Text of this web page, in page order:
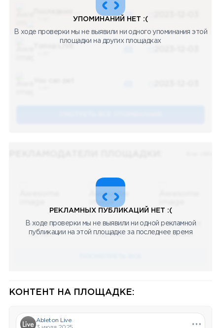
48
УПОМИНАНИЙ НЕТ :(
В ходе проверки мы не выявили ни одного упоминания этой
площадки на других площадках
08.05.2023
Научный
08.05.2023
Научный
08.05.2023
Научный
РЕКЛАМНЫХ ПУБЛИКАЦИЙ НЕТ :(
В ходе проверки мы не выявили ни одной рекламной
публикации на этой площадке за последнее время
КОНТЕНТ НА ПЛОЩАДКЕ:
Ableton Live